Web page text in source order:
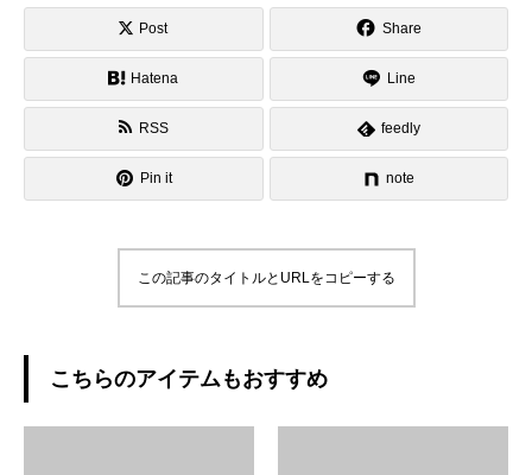
Post Share
Hatena Line
RSS feedly
Pin it note
この記事のタイトルとURLをコピーする
こちらのアイテムもおすすめ